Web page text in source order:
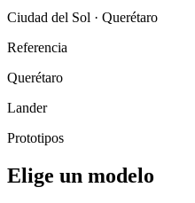
Ciudad del Sol · Querétaro
Referencia
Querétaro
Lander
Prototipos
Elige un modelo